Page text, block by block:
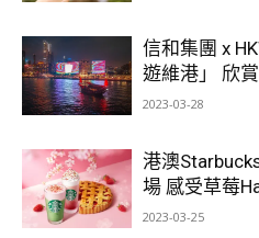
信和集團 x
遊維港」 欣賞
2023-03-28
港澳
場 感受草莓
2023-03-25